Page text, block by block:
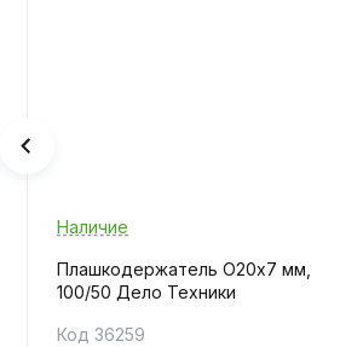
Наличие
Плашкодержатель O20х7 мм,
100/50 Дело Техники
Код 36259